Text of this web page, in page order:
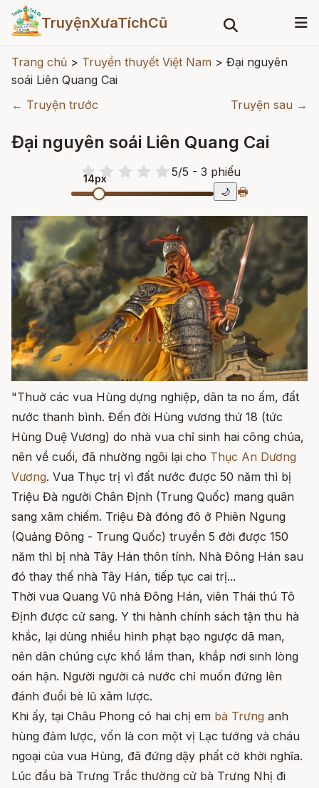
TruyệnXưaTíchCũ
Trang chủ > Truyền thuyết Việt Nam > Đại nguyên
soái Liên Quang Cai
← Truyện trước
Truyện sau →
Đại nguyên soái Liên Quang Cai
5/5 - 3 phiếu
14px
🌙 🖶
"Thuở các vua Hùng dựng nghiệp, dân ta no ấm, đất
nước thanh bình. Đến đời Hùng vương thứ 18 (tức
Hùng Duệ Vương) do nhà vua chỉ sinh hai công chúa,
nên về cuối, đã nhường ngôi lại cho Thục An Dương
Vương. Vua Thục trị vì đất nước được 50 năm thì bị
Triệu Đà người Chân Định (Trung Quốc) mang quân
sang xâm chiếm. Triệu Đà đóng đô ở Phiên Ngung
(Quảng Đông - Trung Quốc) truyền 5 đời được 150
năm thì bị nhà Tây Hán thôn tính. Nhà Đông Hán sau
đó thay thế nhà Tây Hán, tiếp tục cai trị...
Thời vua Quang Vũ nhà Đông Hán, viên Thái thú Tô
Định được cử sang. Y thi hành chính sách tận thu hà
khắc, lại dùng nhiều hình phạt bạo ngược dã man,
nên dân chúng cực khổ lầm than, khắp nơi sinh lòng
oán hận. Người người cả nước chỉ muốn đứng lên
đánh đuổi bè lũ xâm lược.
Khi ấy, tại Châu Phong có hai chị em bà Trưng anh
hùng đảm lược, vốn là con một vị Lạc tướng và cháu
ngoại của vua Hùng, đã đứng dậy phất cờ khởi nghĩa.
Lúc đầu bà Trưng Trắc thường cử bà Trưng Nhị đi